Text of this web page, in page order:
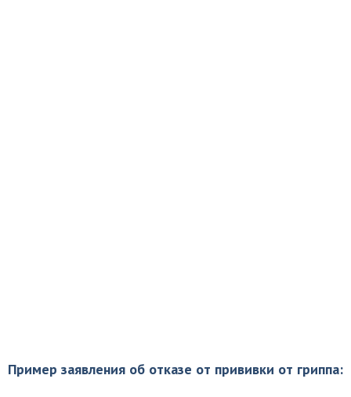
Пример заявления об отказе от прививки от гриппа: